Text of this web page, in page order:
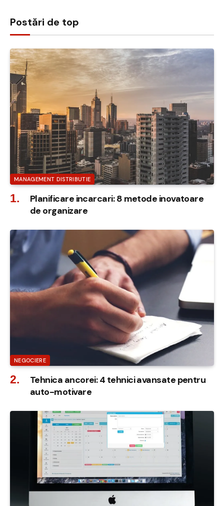
Postări de top
MANAGEMENT DISTRIBUTIE
Planificare incarcari: 8 metode inovatoare
de organizare
NEGOCIERE
Tehnica ancorei: 4 tehnici avansate pentru
auto-motivare